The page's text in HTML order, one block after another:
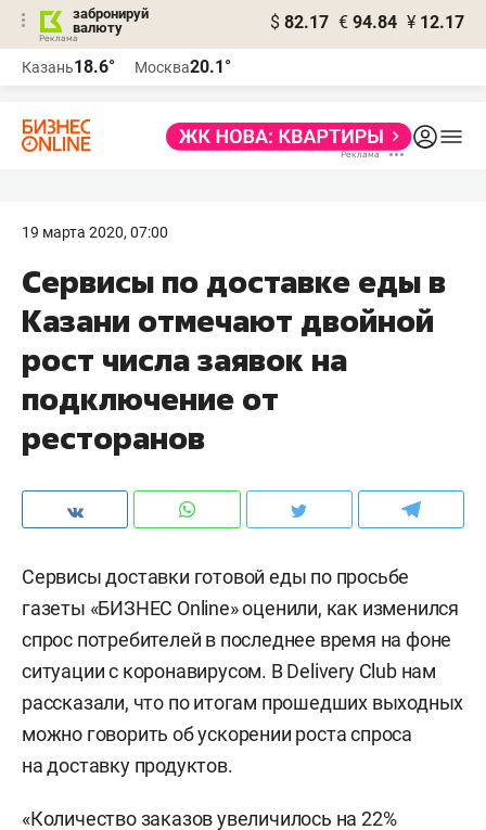
забронируй
валюту
$ 82.17 € 94.84 ¥ 12.17
Казань18.6° Москва20.1°
19 марта 2020, 07:00
Сервисы по доставке еды в
Казани отмечают двойной
рост числа заявок на
подключение от
ресторанов
Сервисы доставки готовой еды по просьбе
газеты «БИЗНЕС Online» оценили, как изменился
спрос потребителей в последнее время на фоне
ситуации с коронавирусом. В Delivery Club нам
рассказали, что по итогам прошедших выходных
можно говорить об ускорении роста спроса
на доставку продуктов.
«Количество заказов увеличилось на 22%